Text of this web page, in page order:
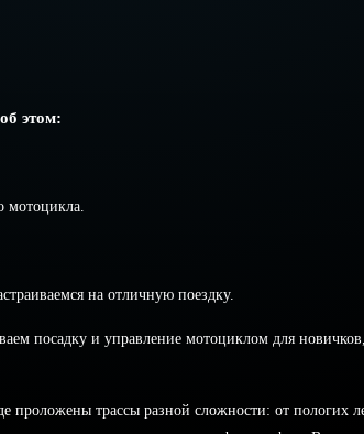
этом:
мотоцикла.
на отличную поездку.
посадку и управление мотоциклом для
трассы разной сложности: от пологих